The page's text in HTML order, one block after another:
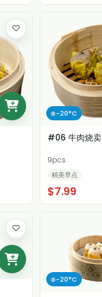
❄️-20°C
#06 牛肉烧卖
9pcs
精美早点
$7.99
❄️-20°C